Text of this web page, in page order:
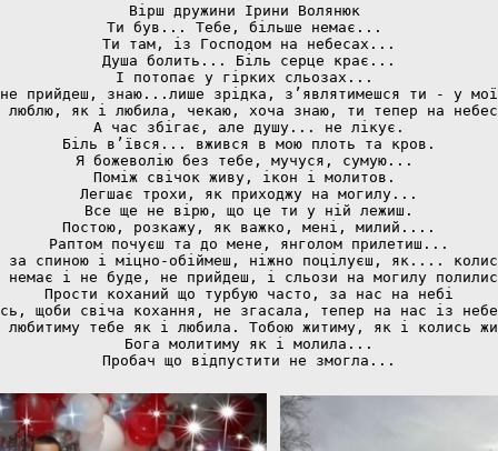
Вірш дружини Ірини Волянюк
Ти був... Тебе, більше немає...
Ти там, із Господом на небесах...
Душа болить... Біль серце крає...
І потопає у гірких сльозах...
прийдеш, знаю...лише зрідка, зʼявлятимешся ти - у
люблю, як і любила, чекаю, хоча знаю, ти тепер на
А час збігає, але душу... не лікує.
Біль в’ївся... вжився в мою плоть та кров.
Я божеволію без тебе, мучуся, сумую...
Поміж свічок живу, ікон і молитов.
Легшає трохи, як приходжу на могилу...
Все ще не вірю, що це ти у ній лежиш.
Постою, розкажу, як важко, мені, милий....
Раптом почуєш та до мене, янголом прилетиш...
за спиною і міцно-обіймеш, ніжно поцілуєш, як....
немає і не буде, не прийдеш, і сльози на могилу
Прости коханий що турбую часто, за нас на небі
щоби свіча кохання, не згасала, тепер на нас із
любитиму тебе як і любила. Тобою житиму, як і колись
Бога молитиму як і молила...
Пробач що відпустити не змогла...